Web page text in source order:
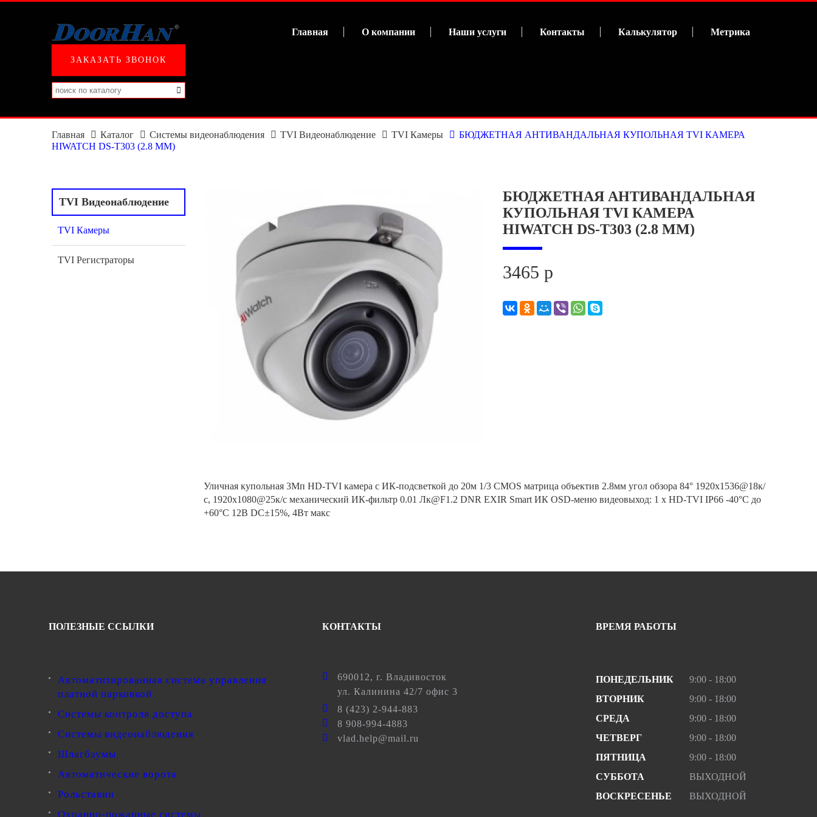
Главная О компании Наши услуги Контакты Калькулятор Метрика
ЗАКАЗАТЬ ЗВОНОК
Главная Каталог Системы видеонаблюдения TVI Видеонаблюдение TVI Камеры
БЮДЖЕТНАЯ АНТИВАНДАЛЬНАЯ КУПОЛЬНАЯ TVI КАМЕРА
HIWATCH DS-T303 (2.8 MM)
TVI Видеонаблюдение
TVI Камеры
TVI Регистраторы
БЮДЖЕТНАЯ АНТИВАНДАЛЬНАЯ
КУПОЛЬНАЯ TVI КАМЕРА
HIWATCH DS-T303 (2.8 MM)
3465 р
Уличная купольная 3Мп HD-TVI камера с ИК-подсветкой до 20м 1/3 CMOS матрица объектив 2.8мм угол обзора 84° 1920x1536@18к/
с, 1920x1080@25к/с механический ИК-фильтр 0.01 Лк@F1.2 DNR EXIR Smart ИК OSD-меню видеовыход: 1 х HD-TVI IP66 -40°С до
+60°С 12В DC±15%, 4Вт макс
ПОЛЕЗНЫЕ ССЫЛКИ
Автоматизированная система управления
платной парковкой
Системы контроля доступа
Системы видеонаблюдения
Шлагбаумы
Автоматические ворота
Рольставни
Охранно-пожарные системы
КОНТАКТЫ
690012, г. Владивосток
ул. Калинина 42/7 офис 3
8 (423) 2-944-883
8 908-994-4883
vlad.help@mail.ru
ВРЕМЯ РАБОТЫ
ПОНЕДЕЛЬНИК
9:00 - 18:00
ВТОРНИК
9:00 - 18:00
СРЕДА
9:00 - 18:00
ЧЕТВЕРГ
9:00 - 18:00
ПЯТНИЦА
9:00 - 18:00
СУББОТА
ВЫХОДНОЙ
ВОСКРЕСЕНЬЕ
ВЫХОДНОЙ